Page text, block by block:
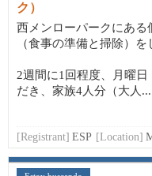
ク）
西メンローパークにある
（食事の準備と掃除）
2週間に1回程度、月曜
だき、家族4人分（大人...
[Registrant] ESP [Location]